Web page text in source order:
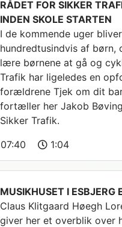
RÅDET FOR SIKKER
INDEN SKOLE STARTEN
I de kommende uger
hundredtusindvis af børn,
lære børnene at gå og
Trafik har ligeledes en
forældrene Tjek om dit
fortæller her Jakob
Sikker Trafik.
07:40 1:04
MUSIKHUSET I
Claus Klitgaard Høegh
giver her et overblik over